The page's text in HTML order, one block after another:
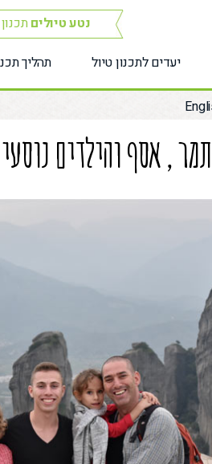
נטע טיולים
יעדים לתכנון טיול תהליך
תמר , אסף והילדים